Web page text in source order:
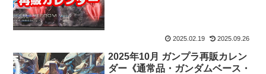
2025.02.19 2025.09.26
2025年10月 ガンプラ再販カレン
ダー《通常品・ガンダムベース・